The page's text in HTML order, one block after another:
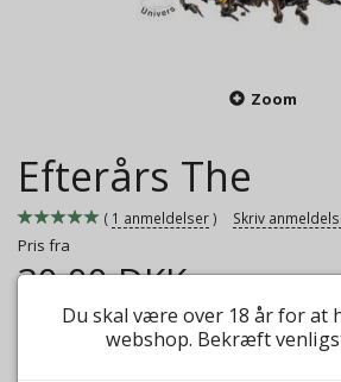
Zoom
Efterårs The
1 anmeldelser Skriv
Pris fra
30,00 DKK
Lækker let krydret the til efterårets start.
Du skal være over 18 år for at
webshop. Bekræft